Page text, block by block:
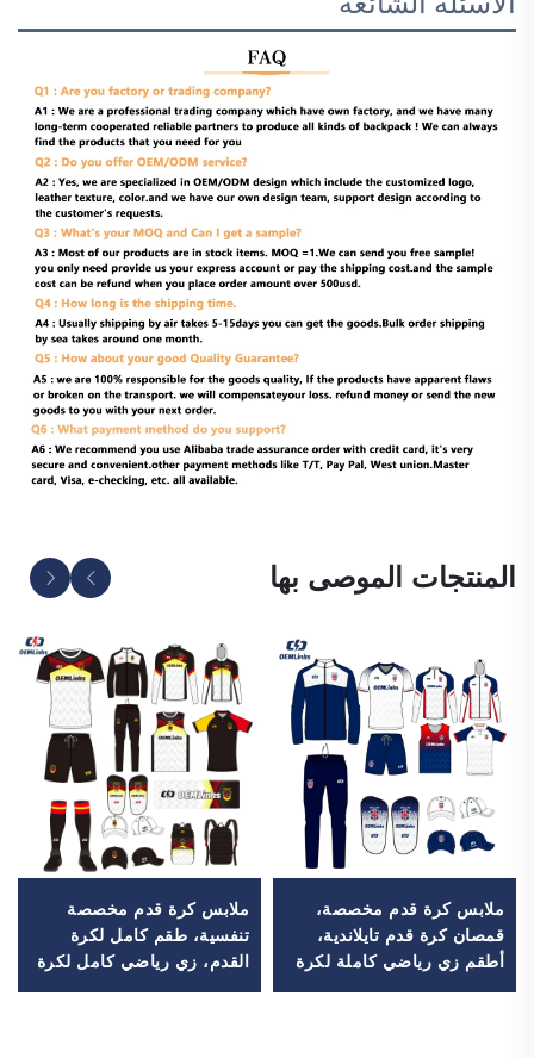
المنتجات الموصى بها
ملابس كرة قدم مخصصة،
قمصان كرة قدم تايلاندية،
أطقم زي رياضي كاملة لكرة
القدم، بدلة رياضية لكرة
ملابس كرة قدم مخصصة
تنفسية، طقم كامل لكرة
القدم، زي رياضي كامل لكرة
القدم، تيشيرتات كرة قدم،